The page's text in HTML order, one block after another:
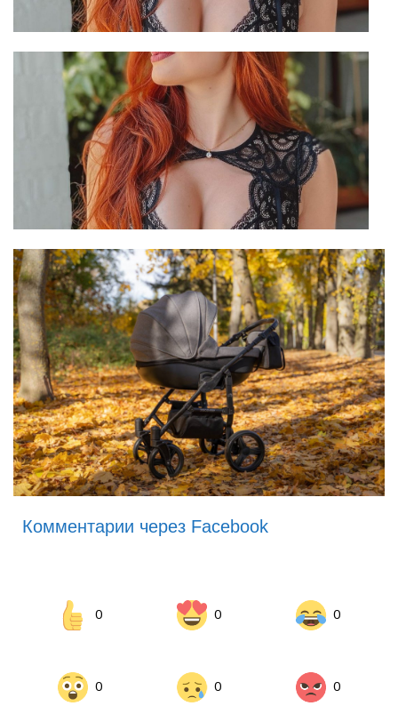
Комментарии через Facebook
0 0 0
0 0 0